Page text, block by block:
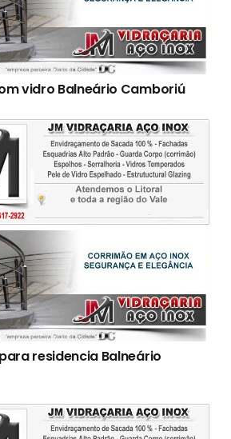
vidro Balneário Camboriú
residencia Balneário